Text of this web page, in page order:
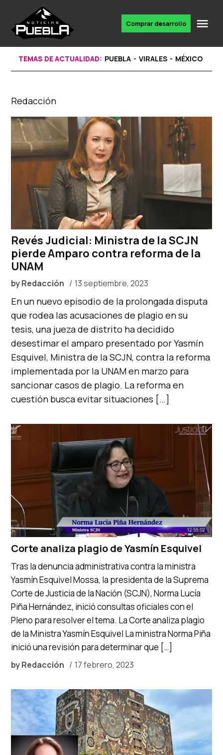
content
noticias
Comprar desarrollo
TEMAS DE ACTUALIDAD: PUEBLA VIRALES MÉXICO
Redacción
Revés Judicial: Ministra de la SCJN
pierde Amparo contra reforma de la
UNAM
byRedacción 13 septiembre, 2023
En un nuevo episodio de la prolongada disputa
que rodea las acusaciones de plagio en su
tesis, una jueza de distrito ha decidido
desestimar el amparo presentado por Yasmín
Esquivel, Ministra de la SCJN, contra la reforma
implementada por la UNAM en marzo para
sancionar casos de plagio. La reforma en
cuestión busca evitar situaciones […]
Corte analiza plagio de Yasmín Esquivel
byRedacción 17 febrero, 2023
Tras la denuncia administrativa contra la ministra
Yasmín Esquivel Mossa, la presidenta de la Suprema
Corte de Justicia de la Nación (SCJN), Norma Lucía
Piña Hernández, inició consultas oficiales con el
Pleno para resolver el tema. La Corte analiza plagio
de la Ministra Yasmín Esquivel La ministra Norma Piña
inició una revisión para determinar que […]